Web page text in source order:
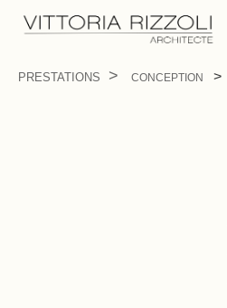
PRESTATIONS CONCEPTION